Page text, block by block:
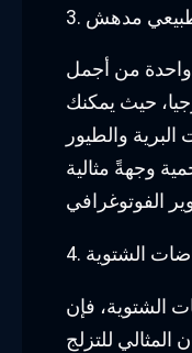
طبيعي مدهش
واحدة من أجمل
حيث يمكنك
والطيور
وجهةً مثالية
الشتوية
الشتوية، فإن
المثالي للتزلج